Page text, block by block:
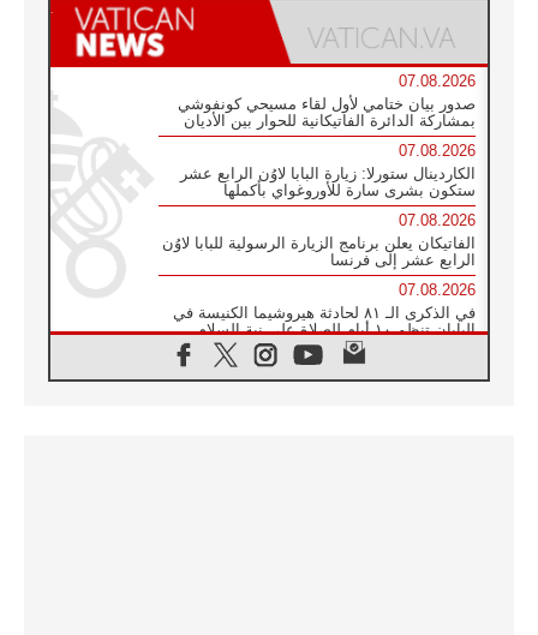
07.08.2026
صدور بيان ختامي لأول لقاء مسيحي كونفوشي
بمشاركة الدائرة الفاتيكانية للحوار بين الأديان
07.08.2026
الكاردينال ستورلا: زيارة البابا لاوُن الرابع عشر
ستكون بشرى سارة للأوروغواي بأكملها
07.08.2026
الفاتيكان يعلن برنامج الزيارة الرسولية للبابا لاوُن
الرابع عشر إلى فرنسا
07.08.2026
في الذكرى الـ ٨١ لحادثة هيروشيما الكنيسة في
اليابان تنظم ١٠ أيام للصلاة على نية السلام
الكنيسة في الأوروغواي: زيارة البابا ستعزز